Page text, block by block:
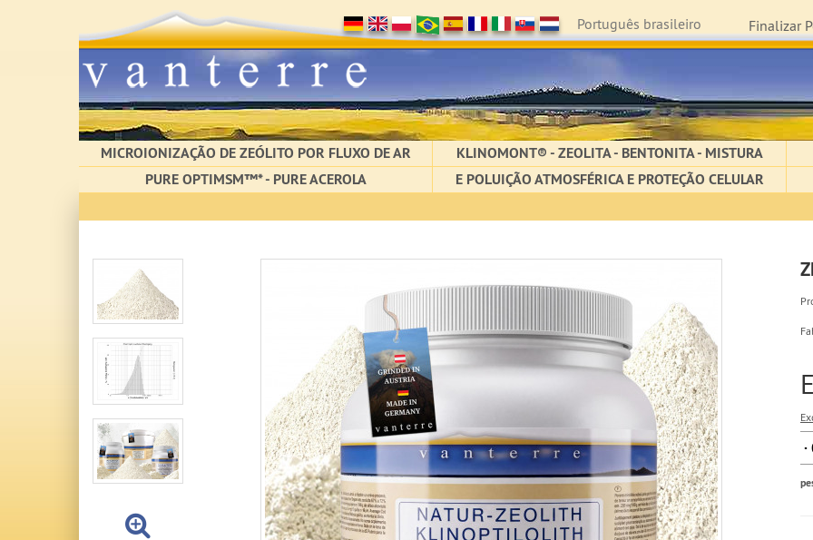
Português brasileiro Finalizar
MICROIONIZAÇÃO DE ZEÓLITO POR FLUXO DE AR KLINOMONT® - ZEOLITA - BENTONITA - MISTURA
PURE OPTIMSM™* - PURE ACEROLA
E POLUIÇÃO ATMOSFÉRICA E PROTEÇÃO CELULAR